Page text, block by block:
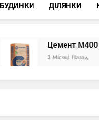
БУДИНКИ ДІЛЯНКИ
Цемент М400 для
3 Місяці Назад